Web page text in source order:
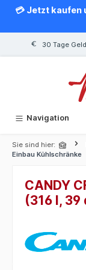
springen
💳 Jetzt kaufen
30 Tage
Navigation
Sie sind hier:
Einbau Kühlschränke
CANDY
(316 l, 39